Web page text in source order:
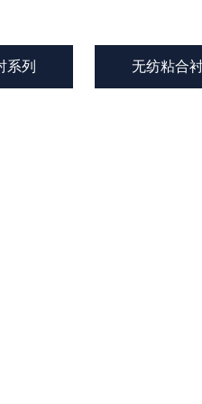
系列 无纺粘合